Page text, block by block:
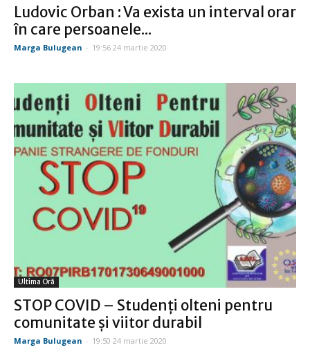
Ludovic Orban : Va exista un interval orar
în care persoanele...
Marga Bulugean - 19:56 24 martie 2020
Ultima Oră
STOP COVID – Studenți olteni pentru
comunitate și viitor durabil
Marga Bulugean - 19:50 24 martie 2020